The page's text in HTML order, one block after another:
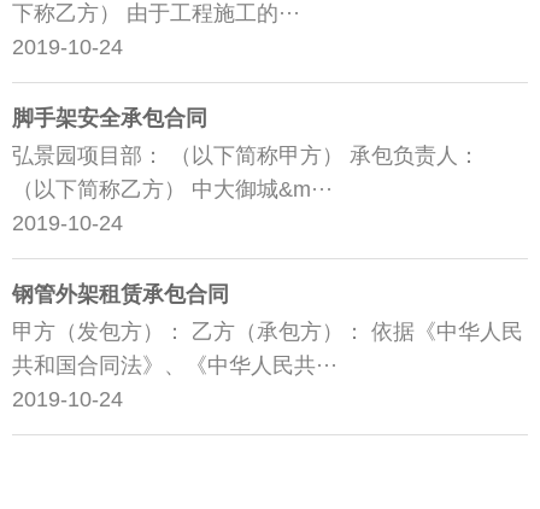
下称乙方） 由于工程施工的···
2019-10-24
脚手架安全承包合同
弘景园项目部： （以下简称甲方） 承包负责人：
（以下简称乙方） 中大御城&m···
2019-10-24
钢管外架租赁承包合同
甲方（发包方）： 乙方（承包方）： 依据《中华人民
共和国合同法》、《中华人民共···
2019-10-24